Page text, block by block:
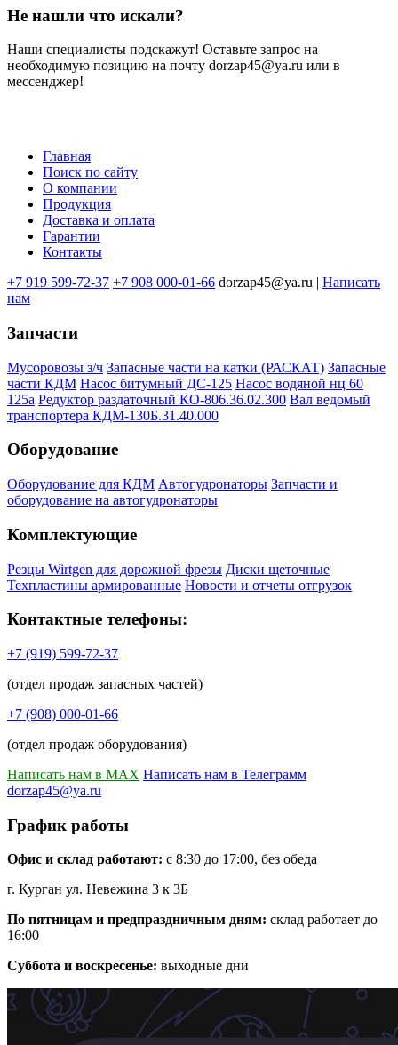
Не нашли что искали?
Наши специалисты подскажут! Оставьте запрос на
необходимую позицию на почту dorzap45@ya.ru или в
мессенджер!
Меню
подвале
Главная
Поиск по сайту
О компании
Продукция
Доставка и оплата
Гарантии
Контакты
+7 919 599-72-37 +7 908 000-01-66 dorzap45@ya.ru | Написать
нам
Запчасти
Мусоровозы з/ч Запасные части на катки (РАСКАТ) Запасные
части КДМ Насос битумный ДС-125 Насос водяной нц 60
125а Редуктор раздаточный КО-806.36.02.300 Вал ведомый
транспортера КДМ-130Б.31.40.000
Оборудование
Оборудование для КДМ Автогудронаторы Запчасти и
оборудование на автогудронаторы
Комплектующие
Резцы Wirtgen для дорожной фрезы Диски щеточные
Техпластины армированные Новости и отчеты отгрузок
Контактные телефоны:
+7 (919) 599-72-37
(отдел продаж запасных частей)
+7 (908) 000-01-66
(отдел продаж оборудования)
Написать нам в MAX Написать нам в Телеграмм
dorzap45@ya.ru
График работы
Офис и склад работают: с 8:30 до 17:00, без обеда
г. Курган ул. Невежина 3 к 3Б
По пятницам и предпраздничным дням: склад работает до
16:00
Суббота и воскресенье: выходные дни